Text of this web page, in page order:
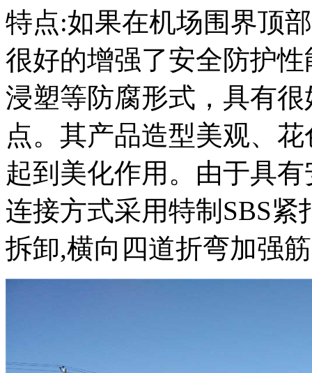
特点:如果在机场围界顶
很好的增强了安全防护
浸塑等防腐形式，具有
点。其产品造型美观、
起到美化作用。由于具
连接方式采用特制SBS
拆卸,横向四道折弯加强